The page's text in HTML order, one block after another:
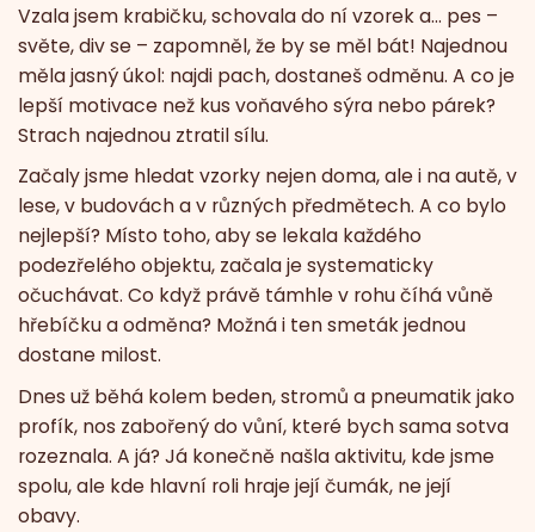
Vzala jsem krabičku, schovala do ní vzorek a… pes –
světe, div se – zapomněl, že by se měl bát! Najednou
měla jasný úkol: najdi pach, dostaneš odměnu. A co je
lepší motivace než kus voňavého sýra nebo párek?
Strach najednou ztratil sílu.
Začaly jsme hledat vzorky nejen doma, ale i na autě, v
lese, v budovách a v různých předmětech. A co bylo
nejlepší? Místo toho, aby se lekala každého
podezřelého objektu, začala je systematicky
očuchávat. Co když právě támhle v rohu číhá vůně
hřebíčku a odměna? Možná i ten smeták jednou
dostane milost.
Dnes už běhá kolem beden, stromů a pneumatik jako
profík, nos zabořený do vůní, které bych sama sotva
rozeznala. A já? Já konečně našla aktivitu, kde jsme
spolu, ale kde hlavní roli hraje její čumák, ne její
obavy.